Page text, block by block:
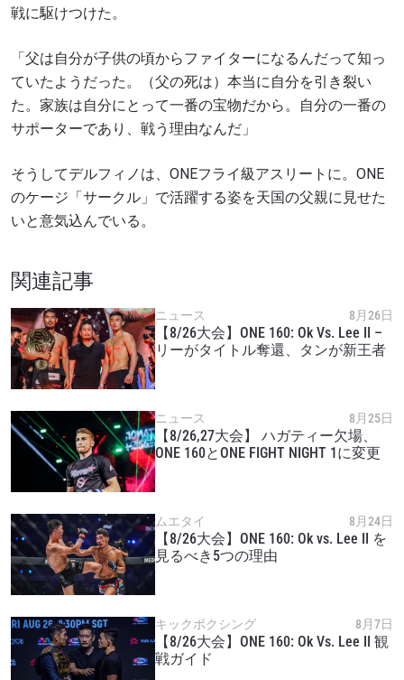
戦に駆けつけた。
「父は自分が子供の頃からファイターになるんだって知っ
ていたようだった。（父の死は）本当に自分を引き裂い
た。家族は自分にとって一番の宝物だから。自分の一番の
サポーターであり、戦う理由なんだ」
そうしてデルフィノは、ONEフライ級アスリートに。ONE
のケージ「サークル」で活躍する姿を天国の父親に見せた
いと意気込んでいる。
関連記事
ニュース 8月26日
【8/26大会】ONE 160: Ok Vs. Lee II –
リーがタイトル奪還、タンが新王者
ニュース 8月25日
【8/26,27大会】 ハガティー欠場、
ONE 160とONE FIGHT NIGHT 1に変更
ムエタイ 8月24日
【8/26大会】ONE 160: Ok vs. Lee II を
見るべき5つの理由
キックボクシング 8月7日
【8/26大会】ONE 160: Ok Vs. Lee II 観
戦ガイド